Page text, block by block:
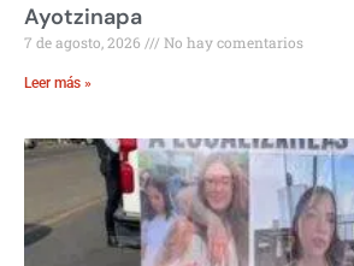
Ayotzinapa
7 de agosto, 2026 No hay comentarios
Leer más »